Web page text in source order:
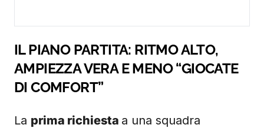
IL PIANO PARTITA: RITMO ALTO,
AMPIEZZA VERA E MENO “GIOCATE
DI COMFORT”
La prima richiesta a una squadra